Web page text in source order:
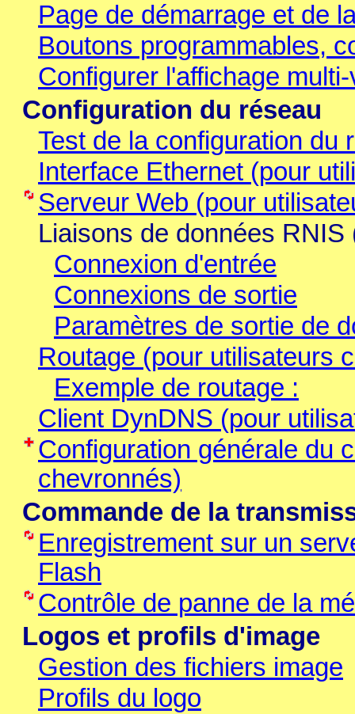
Page de démarrage et de
Boutons programmables,
Configurer l'affichage
Configuration du réseau
Test de la configuration du
Interface Ethernet (pour
Serveur Web (pour
Liaisons de données
Connexion d'entrée
Connexions de sortie
Paramètres de sortie de
Routage (pour utilisateurs
Exemple de routage :
Client DynDNS (pour
Configuration générale du
chevronnés)
Commande de la
Enregistrement sur un
Flash
Contrôle de panne de la
Logos et profils d'image
Gestion des fichiers image
Profils du logo